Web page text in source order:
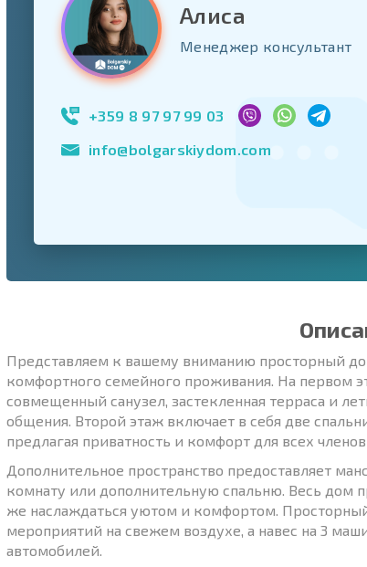
* Поля обязательные для заполнения
Свернуть форму
Алиса
Менеджер консультант
+359 8 97 97 99 03
info@bolgarskiydom.com
Представляем к вашему вниманию просторный
комфортного семейного проживания. На первом
совмещенный санузел, застекленная терраса и
общения. Второй этаж включает в себя две
предлагая приватность и комфорт для всех
Дополнительное пространство предоставляет
комнату или дополнительную спальню. Весь дом
же наслаждаться уютом и комфортом.
мероприятий на свежем воздухе, а навес на 3
автомобилей.